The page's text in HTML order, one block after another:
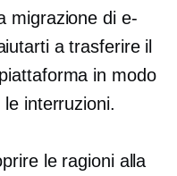
migrazione di e-
a trasferire il
in modo
interruzioni.
le ragioni alla